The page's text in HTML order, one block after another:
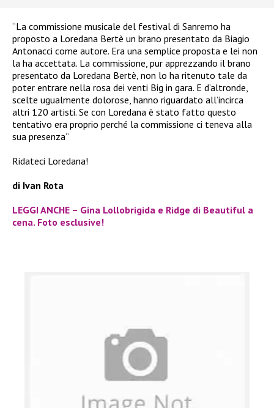
“La commissione musicale del festival di Sanremo ha
proposto a Loredana Bertè un brano presentato da Biagio
Antonacci come autore. Era una semplice proposta e lei non
la ha accettata. La commissione, pur apprezzando il brano
presentato da Loredana Bertè, non lo ha ritenuto tale da
poter entrare nella rosa dei venti Big in gara. E d’altronde,
scelte ugualmente dolorose, hanno riguardato all’incirca
altri 120 artisti. Se con Loredana è stato fatto questo
tentativo era proprio perché la commissione ci teneva alla
sua presenza“
Ridateci Loredana!
di Ivan Rota
LEGGI ANCHE – Gina Lollobrigida e Ridge di Beautiful a
cena. Foto esclusive!